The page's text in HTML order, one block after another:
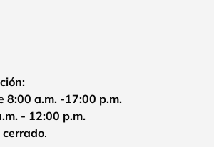
8:00 a.m. -17:00 p.m.
- 12:00 p.m.
cerrado.